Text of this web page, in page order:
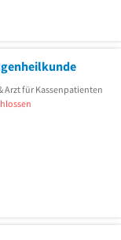
Arzt für Kassenpatienten